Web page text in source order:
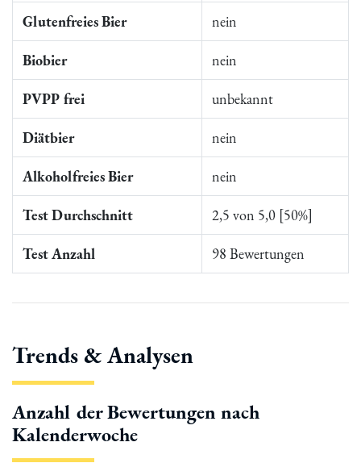
Glutenfreies Bier nein
Biobier nein
PVPP frei unbekannt
Diätbier nein
Alkoholfreies Bier nein
Test Durchschnitt 2,5 von 5,0 [50%]
Test Anzahl 98 Bewertungen
Trends & Analysen
Anzahl der Bewertungen nach
Kalenderwoche